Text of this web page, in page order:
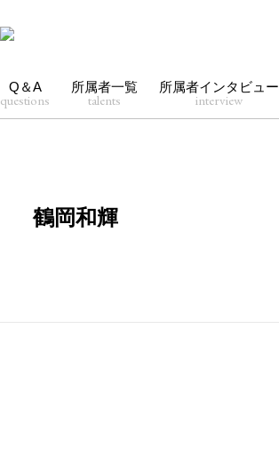
Q＆A
questions
所属者一覧
talents
所属者インタビュー
interview
鶴岡和輝